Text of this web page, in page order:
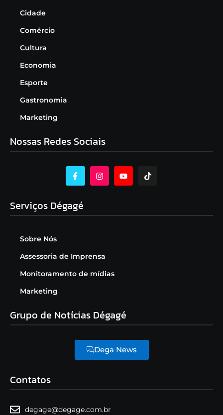
Cidade
Comércio
Cultura
Economia
Esporte
Gastronomia
Marketing
Nossas Redes Sociais
Serviços Dégagé
Sobre Nós
Assessoria de Imprensa
Monitoramento de mídias
Marketing
Grupo de Notícias Dégagé
Dega News
Contatos
degage@degage.com.br